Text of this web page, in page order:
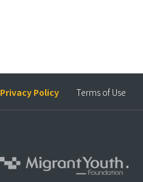
Privacy Policy Terms of Use